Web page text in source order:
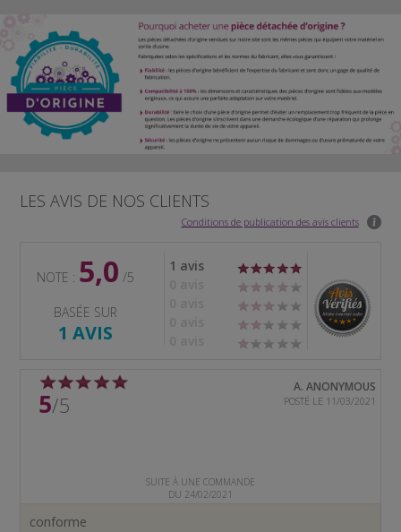
LES AVIS DE NOS CLIENTS
Conditions de publication des avis clients
NOTE : 5,0 /5
BASÉE SUR
1 AVIS
1 avis
A. ANONYMOUS
POSTÉ LE 11/03/2021
5/5
SUITE À UNE COMMANDE
DU 24/02/2021
conforme